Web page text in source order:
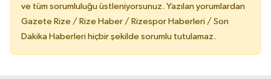
ve tüm sorumluluğu üstleniyorsunuz. Yazılan yorumlardan
Gazete Rize / Rize Haber / Rizespor Haberleri / Son
Dakika Haberleri hiçbir şekilde sorumlu tutulamaz.